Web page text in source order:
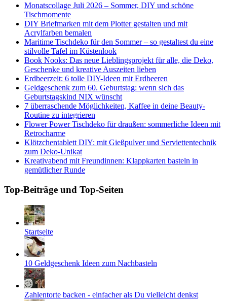
Monatscollage Juli 2026 – Sommer, DIY und schöne
Tischmomente
DIY Briefmarken mit dem Plotter gestalten und mit
Acrylfarben bemalen
Maritime Tischdeko für den Sommer – so gestaltest du eine
stilvolle Tafel im Küstenlook
Book Nooks: Das neue Lieblingsprojekt für alle, die Deko,
Geschenke und kreative Auszeiten lieben
Erdbeerzeit: 6 tolle DIY-Ideen mit Erdbeeren
Geldgeschenk zum 60. Geburtstag: wenn sich das
Geburtstagskind NIX wünscht
7 überraschende Möglichkeiten, Kaffee in deine Beauty-
Routine zu integrieren
Flower Power Tischdeko für draußen: sommerliche Ideen mit
Retrocharme
Klötzchentablett DIY: mit Gießpulver und Serviettentechnik
zum Deko-Unikat
Kreativabend mit Freundinnen: Klappkarten basteln in
gemütlicher Runde
Top-Beiträge und Top-Seiten
Startseite
10 Geldgeschenk Ideen zum Nachbasteln
Zahlentorte backen - einfacher als Du vielleicht denkst